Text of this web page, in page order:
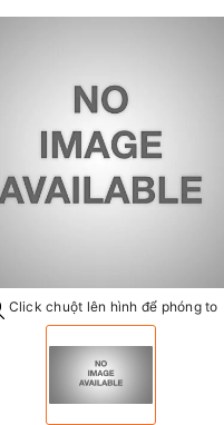
Click chuột lên hình để phóng to